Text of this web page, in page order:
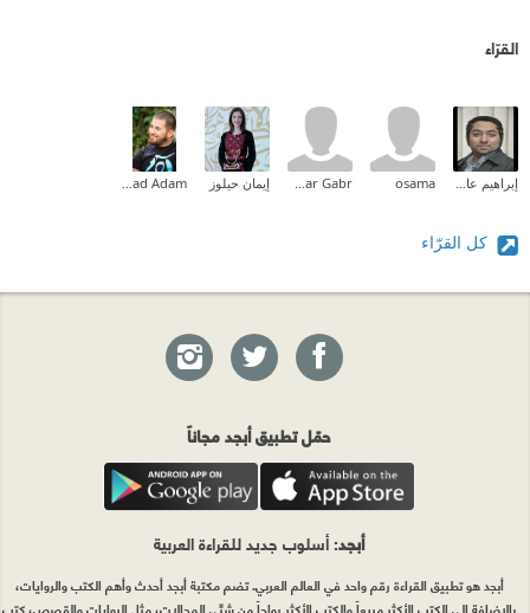
القرّاء
إبراهيم عادل osama
samar Gabr إيمان حيلوز Ahmad Adam
كل القرّاء
حمّل تطبيق أبجد مجاناً
أبجد: أسلوب جديد للقراءة العربية
أبجد هو تطبيق القراءة رقم واحد في العالم العربي. تضم مكتبة أبجد أحدث وأهم الكتب والروايات،